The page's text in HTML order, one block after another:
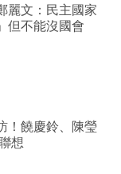
文：民主國家
但不能沒國會
！饒慶鈴、陳瑩
想